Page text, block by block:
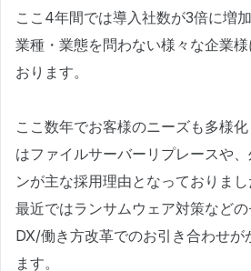
ここ4年間では導入社数が3倍に増
業種・業態を問わない様々な企業
おります。
ここ数年でお客様のニーズも多様
はファイルサーバーリプレースや
ンが主な採用理由となっておりま
最近ではランサムウェア対策などの
DX/働き方改革でのお引き合わせが
ます。